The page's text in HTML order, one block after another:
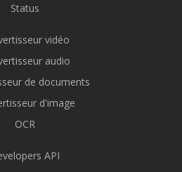
Status
vidéo
audio
de documents
d'image
OCR
API